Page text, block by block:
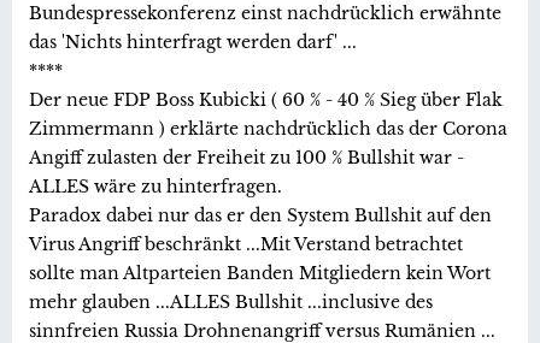
Bundespressekonferenz einst nachdrücklich erwähnte
das 'Nichts hinterfragt werden darf' ...
****
Der neue FDP Boss Kubicki ( 60 % - 40 % Sieg über Flak
Zimmermann ) erklärte nachdrücklich das der Corona
Angiff zulasten der Freiheit zu 100 % Bullshit war -
ALLES wäre zu hinterfragen.
Paradox dabei nur das er den System Bullshit auf den
Virus Angriff beschränkt ...Mit Verstand betrachtet
sollte man Altparteien Banden Mitgliedern kein Wort
mehr glauben ...ALLES Bullshit ...inclusive des
sinnfreien Russia Drohnenangriff versus Rumänien ...